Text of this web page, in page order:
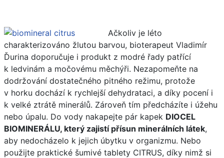
Ačkoliv je léto
charakterizováno žlutou barvou, bioterapeut Vladimír
Ďurina doporučuje i produkt z modré řady patřící
k ledvinám a močovému měchýři. Nezapomeňte na
dodržování dostatečného pitného režimu, protože
v horku dochází k rychlejší dehydrataci, a díky pocení i
k velké ztrátě minerálů. Zároveň tím předcházíte i úžehu
nebo úpalu. Do vody nakapejte pár kapek DIOCEL
BIOMINERÁLU, který zajistí přísun minerálních látek,
aby nedocházelo k jejich úbytku v organizmu. Nebo
použijte praktické šumivé tablety CITRUS, díky nimž si